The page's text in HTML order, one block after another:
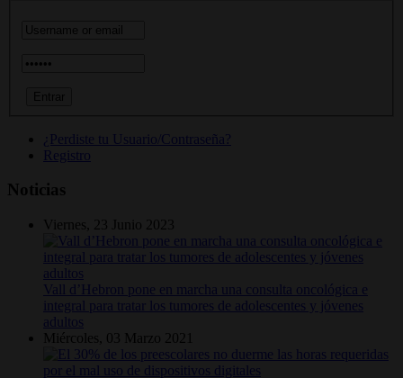
¿Perdiste tu Usuario/Contraseña?
Registro
Noticias
Viernes, 23 Junio 2023
Vall d’Hebron pone en marcha una consulta oncológica e
integral para tratar los tumores de adolescentes y jóvenes
adultos
Miércoles, 03 Marzo 2021